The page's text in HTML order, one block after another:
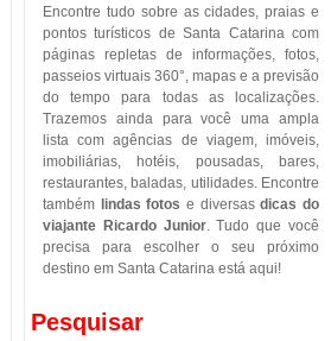
Encontre tudo sobre as cidades, praias e
pontos turísticos de Santa Catarina com
páginas repletas de informações, fotos,
passeios virtuais 360°, mapas e a previsão
do tempo para todas as localizações.
Trazemos ainda para você uma ampla
lista com agências de viagem, imóveis,
imobiliárias, hotéis, pousadas, bares,
restaurantes, baladas, utilidades. Encontre
também
lindas fotos e diversasdicas do
viajante Ricardo Junior. Tudo que você
precisa para escolher o seu próximo
destino em Santa Catarina está aqui!
Pesquisar